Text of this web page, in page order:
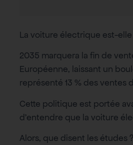
La voiture électrique est-
2035 marquera la fin de
Européenne, laissant un
représenté 13 % des ventes
Cette politique est portée
d’entendre que la voiture
Alors, que disent les études